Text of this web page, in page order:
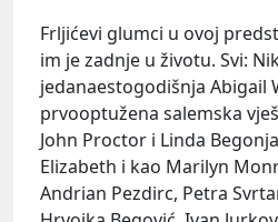
Frljićevi glumci u ovoj
im je zadnje u životu. Svi:
jedanaestogodišnja Abigail
prvooptužena salemska
John Proctor i Linda
Elizabeth i kao Marilyn
Andrian Pezdirc, Petra